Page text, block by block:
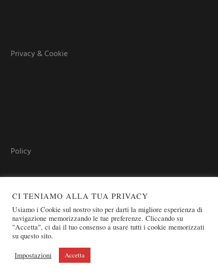
Privacy & Cookie
Policy
JERUSALEM - KNIGHTS OF MALTA - OSJ
CI TENIAMO ALLA TUA PRIVACY
Usiamo i Cookie sul nostro sito per darti la migliore esperienza di
navigazione memorizzando le tue preferenze. Cliccando su
"Accetta", ci dai il tuo consenso a usare tutti i cookie memorizzati
su questo sito.
Impostazioni Accetta